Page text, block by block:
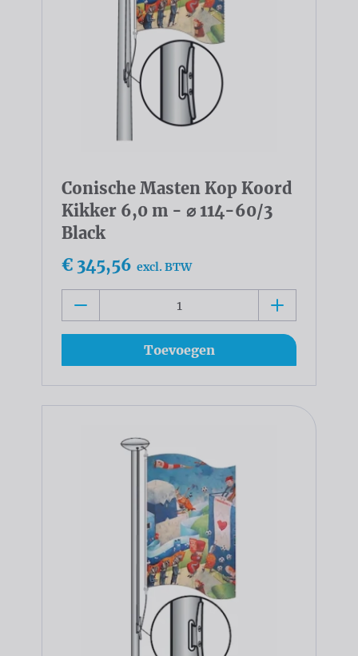
Conische Masten Kop Koord
Kikker 6,0 m - ⌀ 114-60/3
Black
€ 345,56 excl. BTW
Toevoegen